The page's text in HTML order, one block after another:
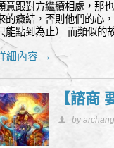
意跟對方繼續相處，那
的癥結，否則他們的心
能點到為止） 而類似的
細內容 →
【諮商
by